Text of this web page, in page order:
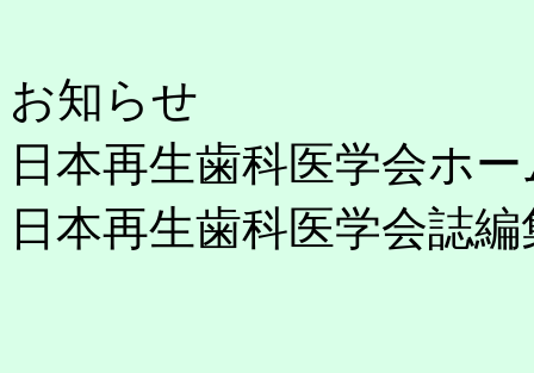
お知らせ
日本再生歯科医学会ホ
日本再生歯科医学会誌